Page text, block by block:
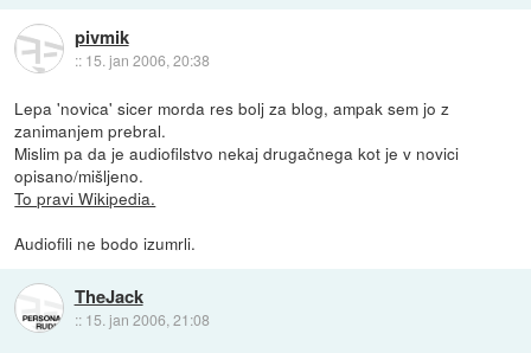
pivmik
:: 15. jan 2006, 20:38
Lepa 'novica' sicer morda res bolj za blog, ampak sem jo z
zanimanjem prebral.
Mislim pa da je audiofilstvo nekaj drugačnega kot je v novici
opisano/mišljeno.
To pravi Wikipedia.
Audiofili ne bodo izumrli.
TheJack
:: 15. jan 2006, 21:08